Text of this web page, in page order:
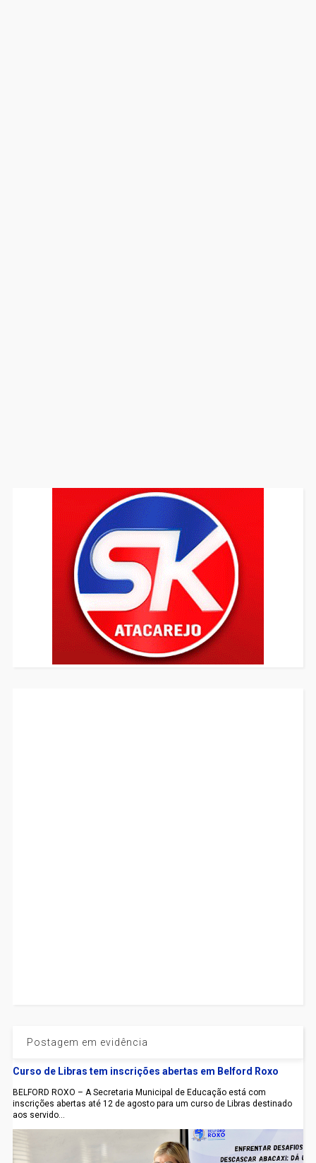
Postagem em evidência
Curso de Libras tem inscrições abertas em Belford Roxo
BELFORD ROXO – A Secretaria Municipal de Educação está com
inscrições abertas até 12 de agosto para um curso de Libras destinado
aos servido...